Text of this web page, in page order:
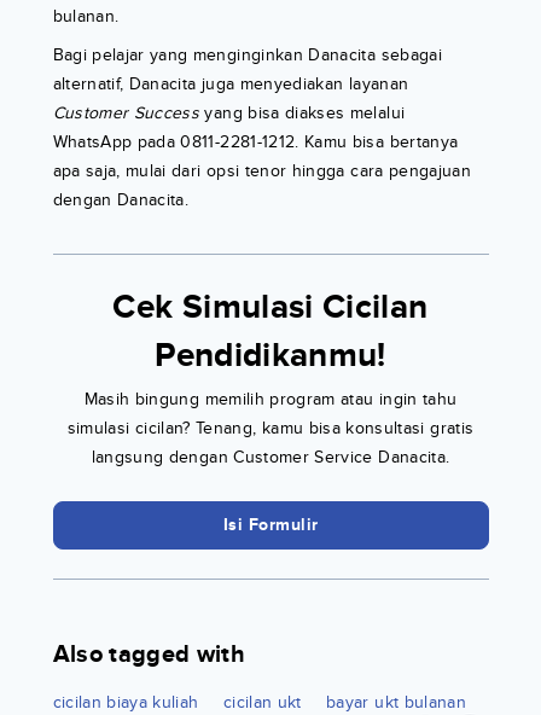
bulanan.
Bagi pelajar yang menginginkan Danacita sebagai
alternatif, Danacita juga menyediakan layanan
Customer Success yang bisa diakses melalui
WhatsApp pada 0811-2281-1212. Kamu bisa bertanya
apa saja, mulai dari opsi tenor hingga cara pengajuan
dengan Danacita.
Cek Simulasi Cicilan
Pendidikanmu!
Masih bingung memilih program atau ingin tahu
simulasi cicilan? Tenang, kamu bisa konsultasi gratis
langsung dengan Customer Service Danacita.
Isi Formulir
Also tagged with
cicilan biaya kuliah cicilan ukt bayar ukt bulanan